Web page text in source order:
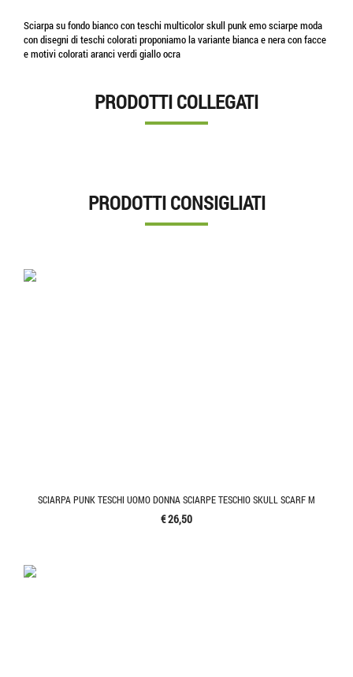
Sciarpa su fondo bianco con teschi multicolor skull punk emo sciarpe moda
con disegni di teschi colorati proponiamo la variante bianca e nera con facce
e motivi colorati aranci verdi giallo ocra
PRODOTTI COLLEGATI
PRODOTTI CONSIGLIATI
SCIARPA PUNK TESCHI UOMO DONNA SCIARPE TESCHIO SKULL SCARF M
€ 26,50